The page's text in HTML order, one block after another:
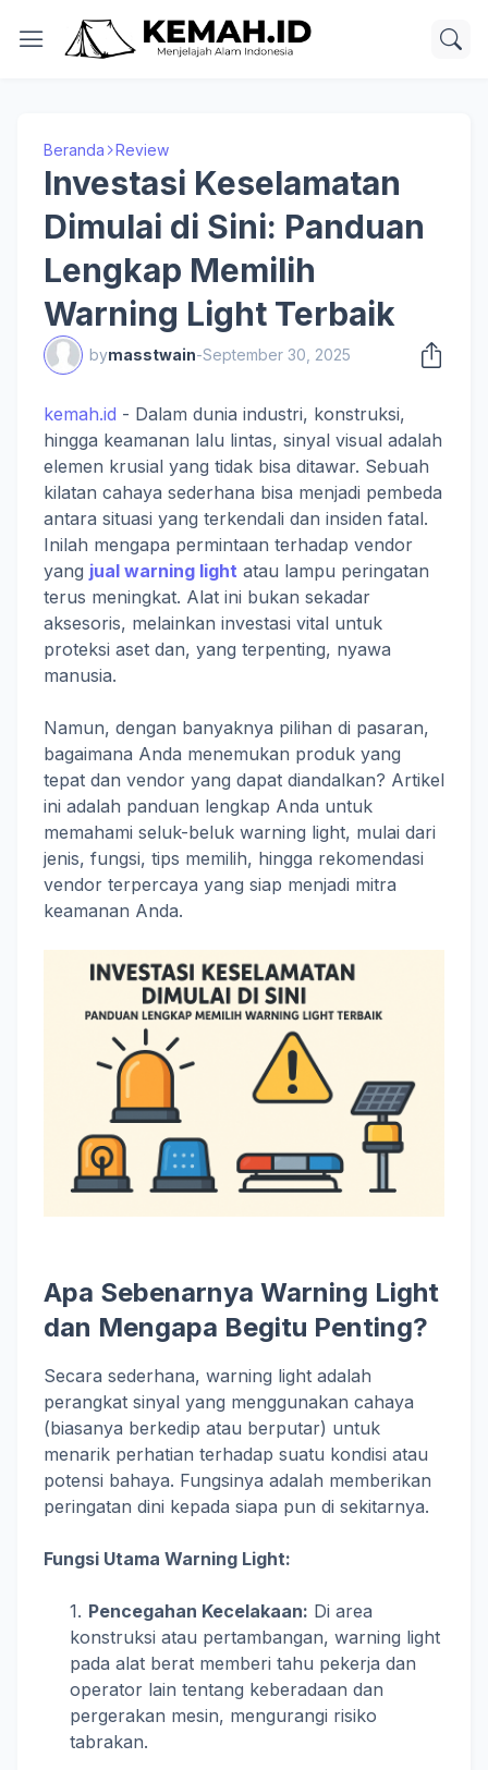
Beranda Review
Investasi Keselamatan
Dimulai di Sini: Panduan
Lengkap Memilih
Warning Light Terbaik
bymasstwain-September 30, 2025
kemah.id - Dalam dunia industri, konstruksi,
hingga keamanan lalu lintas, sinyal visual adalah
elemen krusial yang tidak bisa ditawar. Sebuah
kilatan cahaya sederhana bisa menjadi pembeda
antara situasi yang terkendali dan insiden fatal.
Inilah mengapa permintaan terhadap vendor
yang jual warning light atau lampu peringatan
terus meningkat. Alat ini bukan sekadar
aksesoris, melainkan investasi vital untuk
proteksi aset dan, yang terpenting, nyawa
manusia.
Namun, dengan banyaknya pilihan di pasaran,
bagaimana Anda menemukan produk yang
tepat dan vendor yang dapat diandalkan? Artikel
ini adalah panduan lengkap Anda untuk
memahami seluk-beluk warning light, mulai dari
jenis, fungsi, tips memilih, hingga rekomendasi
vendor terpercaya yang siap menjadi mitra
keamanan Anda.
Apa Sebenarnya Warning Light
dan Mengapa Begitu Penting?
Secara sederhana, warning light adalah
perangkat sinyal yang menggunakan cahaya
(biasanya berkedip atau berputar) untuk
menarik perhatian terhadap suatu kondisi atau
potensi bahaya. Fungsinya adalah memberikan
peringatan dini kepada siapa pun di sekitarnya.
Fungsi Utama Warning Light:
Pencegahan Kecelakaan: Di area
konstruksi atau pertambangan, warning light
pada alat berat memberi tahu pekerja dan
operator lain tentang keberadaan dan
pergerakan mesin, mengurangi risiko
tabrakan.